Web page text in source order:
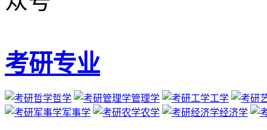
考研专业
哲学 管理学
工学
军事学
农学 经济学